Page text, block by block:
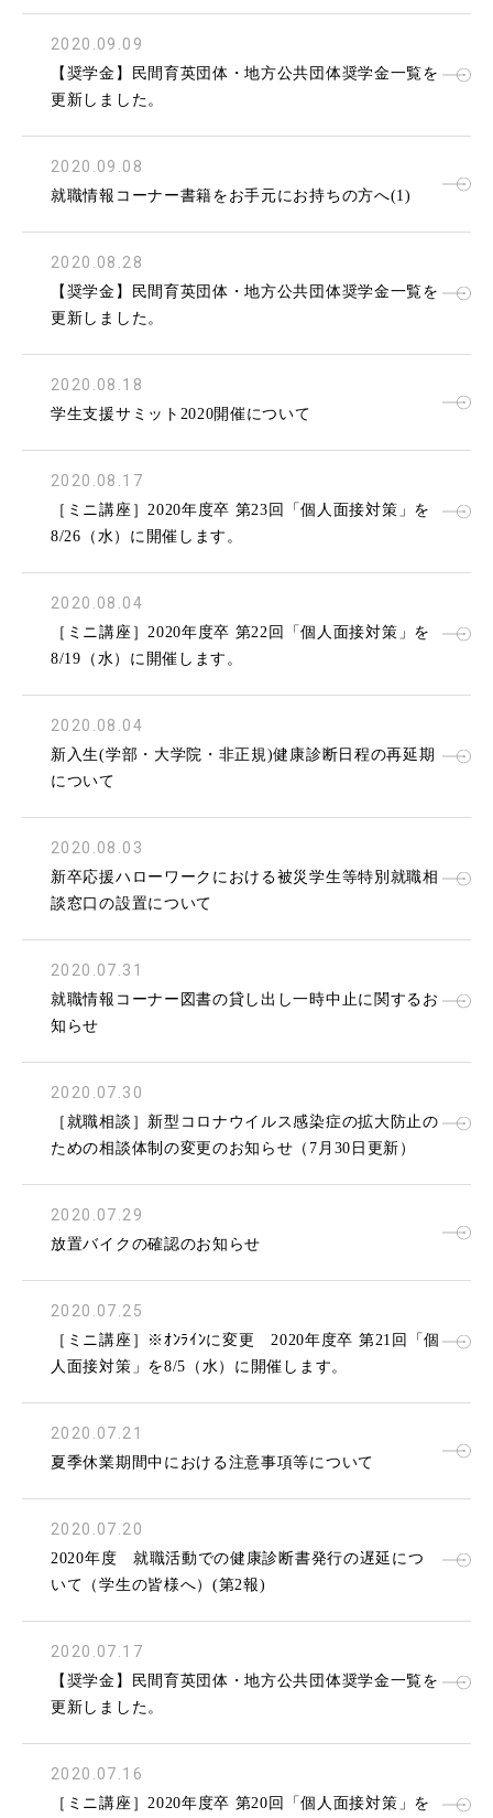
2020.09.09
【奨学金】民間育英団体・地方公共団体奨学金一覧を
更新しました。
2020.09.08
就職情報コーナー書籍をお手元にお持ちの方へ(1)
2020.08.28
【奨学金】民間育英団体・地方公共団体奨学金一覧を
更新しました。
2020.08.18
学生支援サミット2020開催について
2020.08.17
［ミニ講座］2020年度卒 第23回「個人面接対策」を
8/26（水）に開催します。
2020.08.04
［ミニ講座］2020年度卒 第22回「個人面接対策」を
8/19（水）に開催します。
2020.08.04
新入生(学部・大学院・非正規)健康診断日程の再延期
について
2020.08.03
新卒応援ハローワークにおける被災学生等特別就職相
談窓口の設置について
2020.07.31
就職情報コーナー図書の貸し出し一時中止に関するお
知らせ
2020.07.30
［就職相談］新型コロナウイルス感染症の拡大防止の
ための相談体制の変更のお知らせ（7月30日更新）
2020.07.29
放置バイクの確認のお知らせ
2020.07.25
［ミニ講座］※ｵﾝﾗｲﾝに変更 2020年度卒 第21回「個
人面接対策」を8/5（水）に開催します。
2020.07.21
夏季休業期間中における注意事項等について
2020.07.20
2020年度 就職活動での健康診断書発行の遅延につ
いて（学生の皆様へ）(第2報)
2020.07.17
【奨学金】民間育英団体・地方公共団体奨学金一覧を
更新しました。
2020.07.16
［ミニ講座］2020年度卒 第20回「個人面接対策」を